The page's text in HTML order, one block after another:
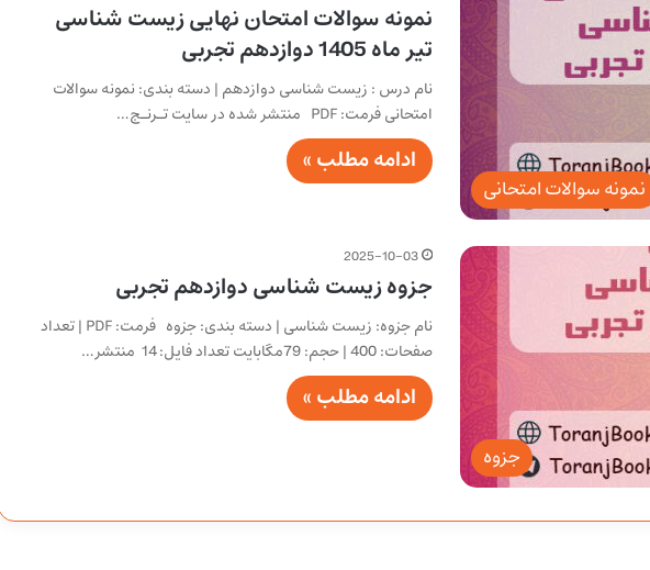
نمونه سوالات امتحانی
نمونه سوالات امتحان نهایی زیست شناسی
تیر ماه 1405 دوازدهم تجربی
نام درس : زیست شناسی دوازدهم | دسته بندی: نمونه سوالات
امتحانی فرمت: PDF منتشر شده در سایت تـرنـج…
ادامه مطلب »
جزوه
2025-10-03
جزوه زیست شناسی دوازدهم تجربی
نام جزوه: زیست شناسی | دسته بندی: جزوه فرمت: PDF | تعداد
صفحات: 400 | حجم: 79مگابایت تعداد فایل: 14 منتشر…
ادامه مطلب »